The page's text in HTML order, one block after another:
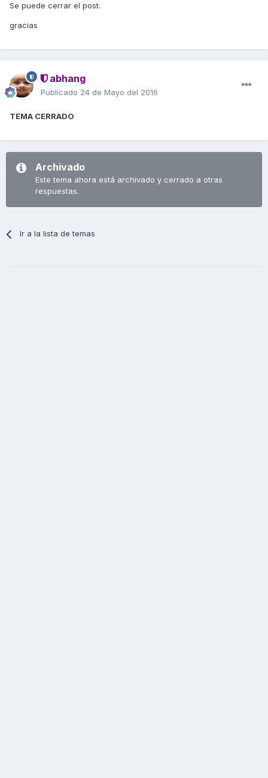
Se puede cerrar el post.
gracias
abhang
Publicado 24 de Mayo del 2016
TEMA CERRADO
Archivado
Este tema ahora está archivado y cerrado a otras
respuestas.
Ir a la lista de temas